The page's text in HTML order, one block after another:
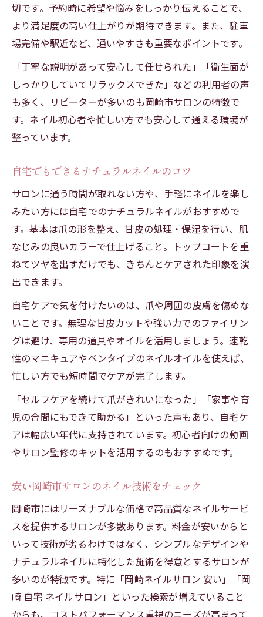
切です。予約時に希望や悩みをしっかり伝えることで、
より満足度の高い仕上がりが期待できます。また、駐車
場完備や駅近など、通いやすさも重要なポイントです。
「丁寧な説明があって安心して任せられた」「衛生面が
しっかりしていてリラックスできた」などの利用者の声
も多く、リピーターが多いのも岡崎市サロンの特徴で
す。ネイル初心者や忙しい方でも安心して通える環境が
整っています。
自宅でもできるナチュラルネイルのコツ
サロンに通う時間が取れない方や、手軽にネイルを楽し
みたい方には自宅でのナチュラルネイルがおすすめで
す。基本は爪の形を整え、甘皮の処理・保湿を行い、肌
なじみの良いカラーで仕上げること。トップコートを重
ねてツヤを出すだけでも、きちんとケアされた印象を演
出できます。
自宅ケアで気を付けたいのは、爪や周囲の皮膚を傷めな
いことです。無理な甘皮カットや強い力でのファイリン
グは避け、専用の道具やオイルを活用しましょう。速乾
性のマニキュアやペンタイプのネイルオイルを使えば、
忙しい方でも短時間でケアが完了します。
「セルフケアを続けて爪がきれいになった」「家事や育
児の合間にもできて助かる」といった声もあり、自宅ケ
アは幅広い年代に支持されています。初心者向けの動画
やサロン監修のキットを活用するのもおすすめです。
安い岡崎市サロンのネイル技術をチェック
岡崎市にはリーズナブルな価格で高品質なネイルサービ
スを提供するサロンが多数あります。料金が安いからと
いって技術が劣るわけではなく、シンプルなデザインや
ナチュラルネイルに特化した施術を得意とするサロンが
多いのが特徴です。特に「岡崎ネイルサロン 安い」「岡
崎 自宅 ネイルサロン」といった検索が増えていること
からも、コストパフォーマンス重視のニーズが高まって